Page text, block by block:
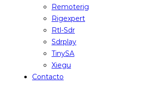
Remoterig
Rigexpert
Rtl-Sdr
Sdrplay
TinySA
Xiegu
Contacto